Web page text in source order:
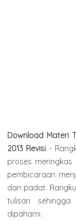
Download Materi
2013 Revisi -
proses
pembicaraan
dan padat.
tulisan
dipahami.